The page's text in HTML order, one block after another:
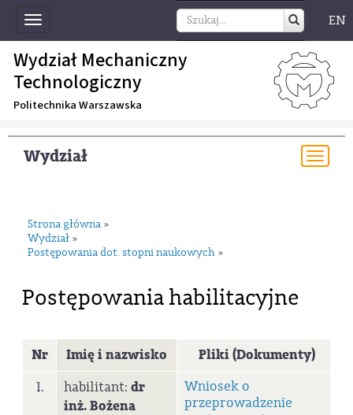
Toggle
navigation
EN
Wydział Mechaniczny
Technologiczny
Politechnika Warszawska
Wydział
Strona główna »
Wydział »
Postępowania dot. stopni naukowych »
Postępowania habilitacyjne
Nr Imię i nazwisko
Pliki (Dokumenty)
1.
habilitant: dr
inż. Bożena
Wniosek o
przeprowadzenie